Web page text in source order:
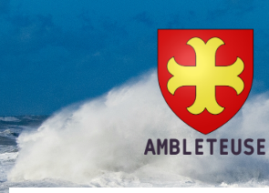
contenu
gauche
pied